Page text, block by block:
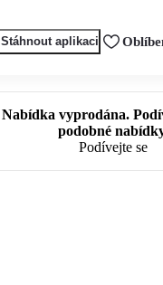
Stáhnout aplikaci
Nabídka vyprodána.
podobné
Podívejte se